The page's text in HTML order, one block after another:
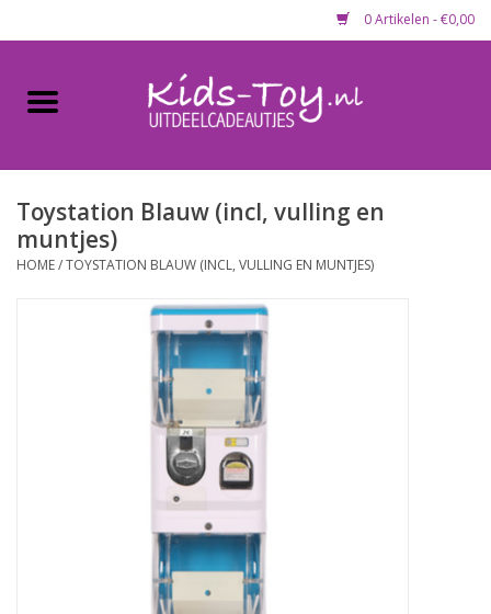
0 Artikelen - €0,00
Home
Gevulde capsules & mixen
Uitdeelcadeautjes
Speelgoedpakketten
Toystation Blauw (incl, vulling en
muntjes)
HOME/TOYSTATION BLAUW (INCL, VULLING EN MUNTJES)